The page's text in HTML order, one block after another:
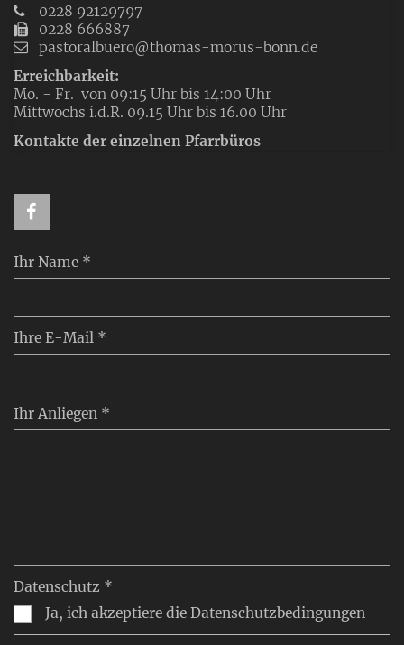
Ihr Name *
Ihre E-Mail *
Ihr Anliegen *
Datenschutz *
Ja, ich akzeptiere die Datenschutzbedingungen
0228 92129797
0228 666887
pastoralbuero@thomas-morus-bonn.de
Erreichbarkeit:
Mo. - Fr. von 09:15 Uhr bis 14:00 Uhr
Mittwochs i.d.R. 09.15 Uhr bis 16.00 Uhr
Kontakte der einzelnen Pfarrbüros